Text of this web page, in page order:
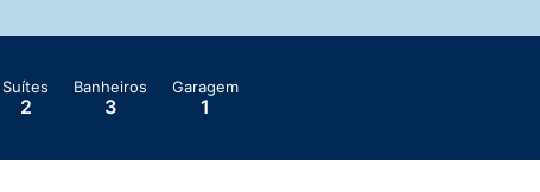
Suítes
2
Banheiros
3
Garagem
1